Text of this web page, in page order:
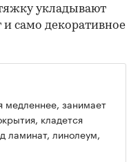
укладывают
само декоративное
медленнее, занимает
кладется
ламинат, линолеум,